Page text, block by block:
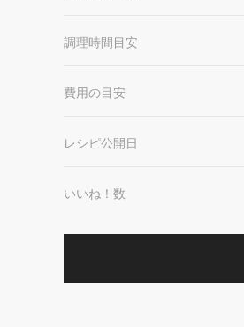
調理時間目安
費用の目安
レシピ公開日
いいね！数